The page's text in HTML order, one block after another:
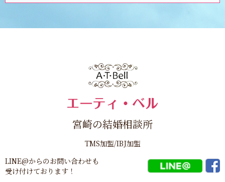
宮崎の結婚相談所
TMS加盟/IBJ加盟
LINE@からのお問い合わせも
受け付けております！